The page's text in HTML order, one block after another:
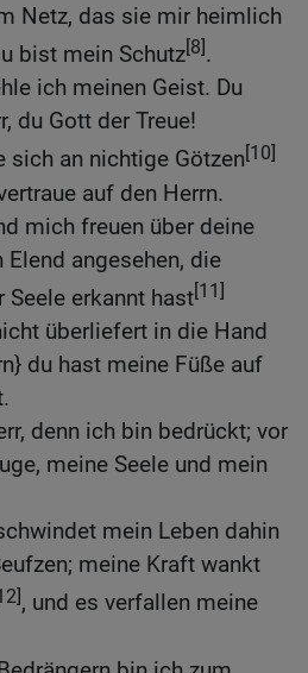
Netz, das sie mir heimlich
bist mein Schutz[8].
ich meinen Geist. Du
du Gott der Treue!
sich an nichtige Götzen[10]
auf den Herrn.
mich freuen über deine
angesehen, die
Seele erkannt hast[11]
überliefert in die Hand
du hast meine Füße auf
denn ich bin bedrückt; vor
meine Seele und mein
mein Leben dahin
meine Kraft wankt
, und es verfallen meine